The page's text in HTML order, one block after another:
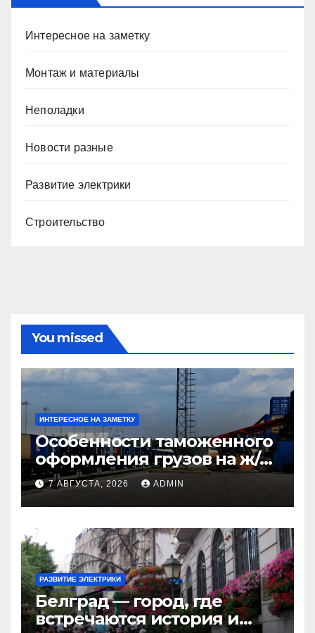
Интересное на заметку
Монтаж и материалы
Неполадки
Новости разные
Развитие электрики
Строительство
You missed
ИНТЕРЕСНОЕ НА ЗАМЕТКУ
Особенности таможенного
оформления грузов на ж/д
станциях при перевозке из
Китая в Казахстан
7 АВГУСТА, 2026 ADMIN
РАЗВИТИЕ ЭЛЕКТРИКИ
Белград — город, где
встречаются история и